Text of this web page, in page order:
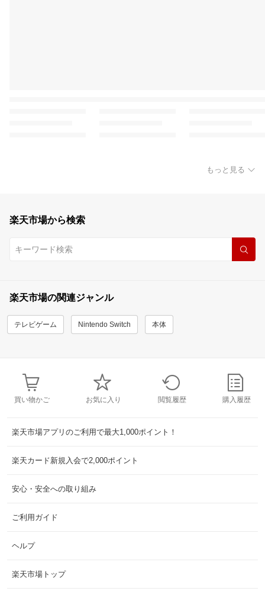
もっと見る
楽天市場から検索
楽天市場の関連ジャンル
テレビゲーム Nintendo Switch 本体
買い物かご お気に入り 閲覧履歴 購入履歴
楽天市場アプリのご利用で最大1,000ポイント！
楽天カード新規入会で2,000ポイント
安心・安全への取り組み
ご利用ガイド
ヘルプ
楽天市場トップ